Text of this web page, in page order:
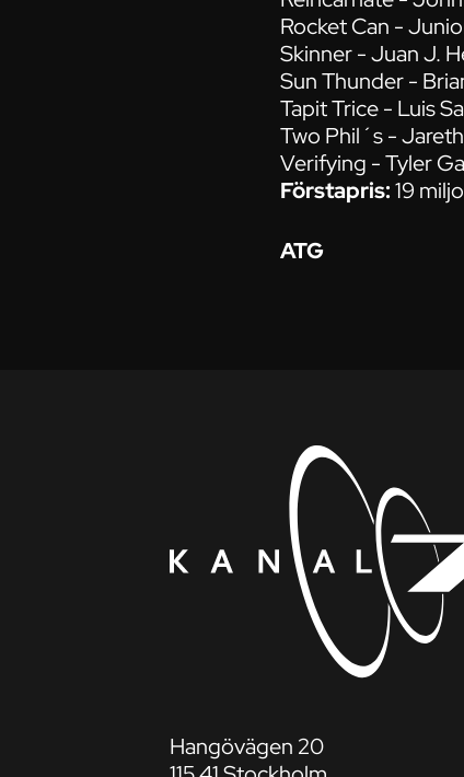
Rocket Can -
Skinner - Juan J.
Sun Thunder -
Tapit Trice - Luis
Two Phil´s -
Verifying - Tyler
Förstapris:19
ATG
Hangövägen 20